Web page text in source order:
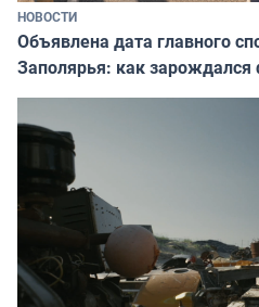
НОВОСТИ
Объявлена дата главного
Заполярья: как зарождался